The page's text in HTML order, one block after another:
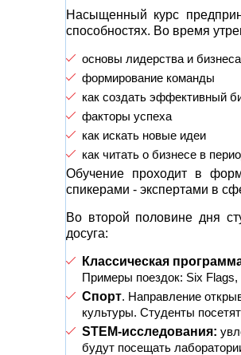
Насыщенный курс
способностях. Во время
основы лидерства и бизнеса
формирование команды
как создать эффективный
факторы успеха
как искать новые идеи
как читать о бизнесе в
Обучение проходит в
спикерами - экспертами в
Во второй половине дня
досуга:
Классическая
Примеры поездок: Six Flags,
Спорт. Направление
культуры. Студенты
STEM-исследования:
будут посещать